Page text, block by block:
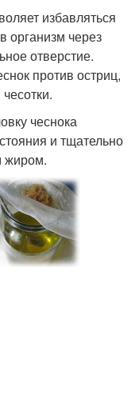
избавляться
организм через
отверстие.
против остриц,
чеснока
и тщательно
жиром.